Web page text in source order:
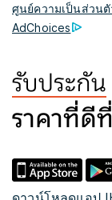
ศูนย์ความเป็นส่วน
AdChoices